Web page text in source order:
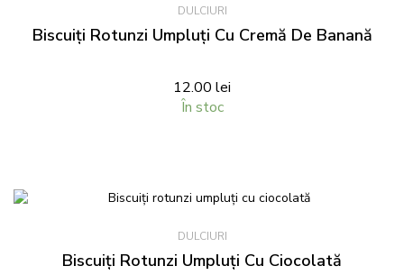
DULCIURI
Biscuiți Rotunzi Umpluți Cu Cremă De Banană
12.00 lei
În stoc
DULCIURI
Biscuiți Rotunzi Umpluți Cu Ciocolată